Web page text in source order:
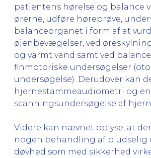
patientens hørelse og balance
ørerne, udføre høreprøve,
balanceorganet i form af at
øjenbevægelser, ved
og varmt vand samt ved
finmotoriske undersøgelser
undersøgelse). Derudover kan
hjernestammeaudiometri og en
scanningsundersøgelse af
Videre kan nævnet oplyse, at
nogen behandling af pludselig
døvhed som med sikkerhed